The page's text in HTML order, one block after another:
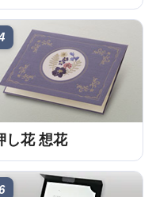
し花 想花